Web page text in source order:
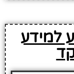
למידע